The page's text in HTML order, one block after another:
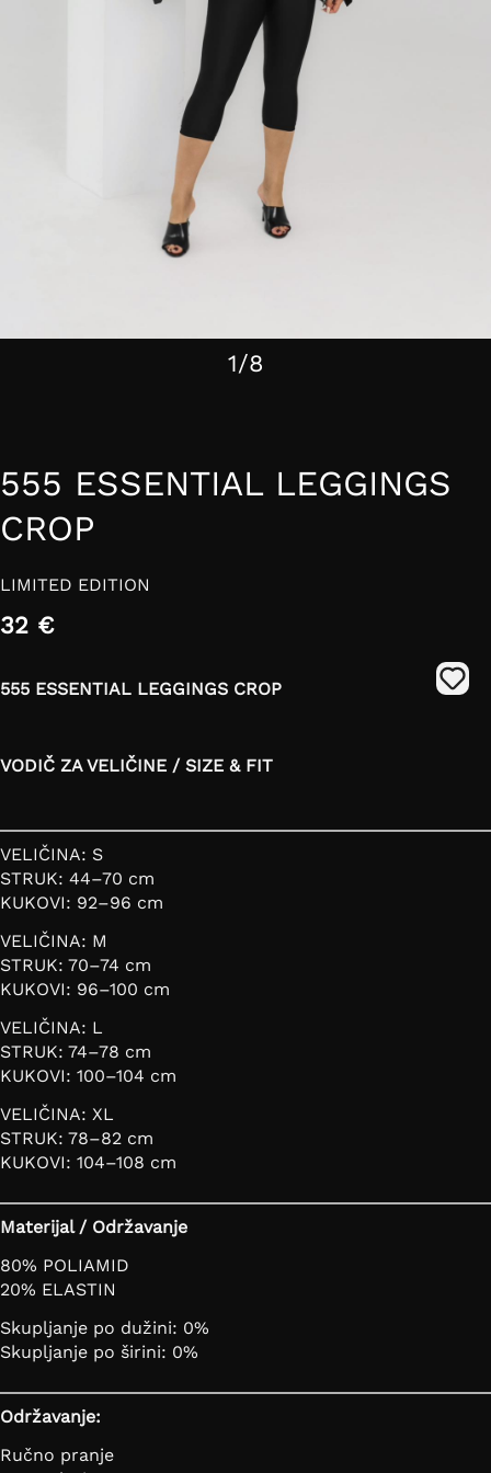
1/8
555 ESSENTIAL LEGGINGS
CROP
LIMITED EDITION
32 €
555 ESSENTIAL LEGGINGS CROP
VODIČ ZA VELIČINE / SIZE & FIT
VELIČINA: S
STRUK: 44–70 cm
KUKOVI: 92–96 cm
VELIČINA: M
STRUK: 70–74 cm
KUKOVI: 96–100 cm
VELIČINA: L
STRUK: 74–78 cm
KUKOVI: 100–104 cm
VELIČINA: XL
STRUK: 78–82 cm
KUKOVI: 104–108 cm
Materijal / Održavanje
80% POLIAMID
20% ELASTIN
Skupljanje po dužini: 0%
Skupljanje po širini: 0%
Održavanje:
Ručno pranje